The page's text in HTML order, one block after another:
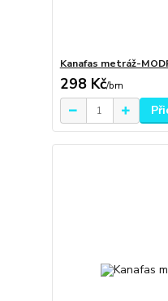
Kanafas metráž-
298 Kč/bm